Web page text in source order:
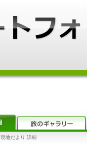
現地だより 詳細